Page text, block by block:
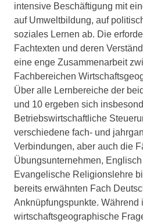
intensive Beschäftigung mit
auf Umweltbildung, auf
soziales Lernen ab. Die
Fachtexten und deren
eine enge Zusammenarbeit
Fachbereichen
Über alle Lernbereiche der
und 10 ergeben sich
Betriebswirtschaftliche
verschiedene fach- und
Verbindungen, aber auch die
Übungsunternehmen,
Evangelische Religionslehre
bereits erwähnten Fach
Anknüpfungspunkte. Während
wirtschaftsgeographische